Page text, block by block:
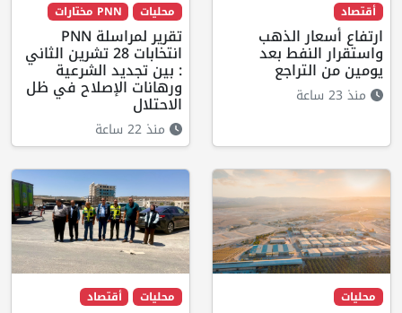
أقتصاد
ارتفاع أسعار الذهب
واستقرار النفط بعد
يومين من التراجع
منذ 23 ساعة
محليات PNN مختارات
تقرير لمراسلة PNN
انتخابات 28 تشرين الثاني
: بين تجديد الشرعية
ورهانات الإصلاح في ظل
الاحتلال
منذ 22 ساعة
محليات محليات أقتصاد